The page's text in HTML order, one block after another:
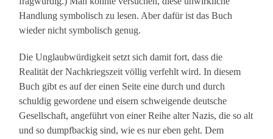
Handlung symbolisch zu lesen. Aber dafür ist das Buch
wieder nicht symbolisch genug.
Die Unglaubwürdigkeit setzt sich damit fort, dass die
Realität der Nachkriegszeit völlig verfehlt wird. In diesem
Buch gibt es auf der einen Seite eine durch und durch
schuldig gewordene und eisern schweigende deutsche
Gesellschaft, angeführt von einer Reihe alter Nazis, die so alt
und so dumpfbackig sind, wie es nur eben geht. Dem